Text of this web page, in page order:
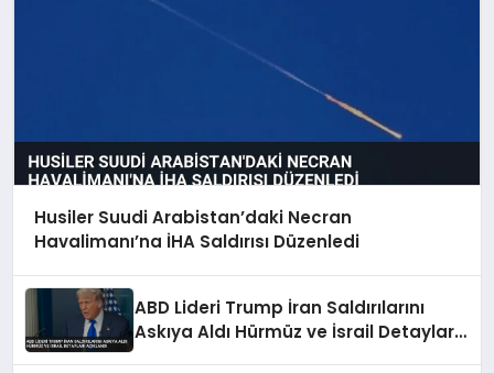
Husiler Suudi Arabistan’daki Necran
Havalimanı’na İHA Saldırısı Düzenledi
ABD Lideri Trump İran Saldırılarını
Askıya Aldı Hürmüz ve İsrail Detayları